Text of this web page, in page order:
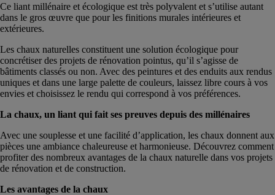
Ce liant millénaire et écologique est très polyvalent et s’utilise autant
dans le gros œuvre que pour les finitions murales intérieures et
extérieures.
Les chaux naturelles constituent une solution écologique pour
concrétiser des projets de rénovation pointus, qu’il s’agisse de
bâtiments classés ou non. Avec des peintures et des enduits aux rendus
uniques et dans une large palette de couleurs, laissez libre cours à vos
envies et choisissez le rendu qui correspond à vos préférences.
La chaux, un liant qui fait ses preuves depuis des millénaires
Avec une souplesse et une facilité d’application, les chaux donnent aux
pièces une ambiance chaleureuse et harmonieuse. Découvrez comment
profiter des nombreux avantages de la chaux naturelle dans vos projets
de rénovation et de construction.
Les avantages de la chaux